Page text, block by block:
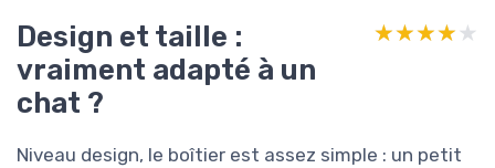
Design et taille :
vraiment adapté à un
chat ?
★★★★★
★★★★★
Niveau design, le boîtier est assez simple : un petit